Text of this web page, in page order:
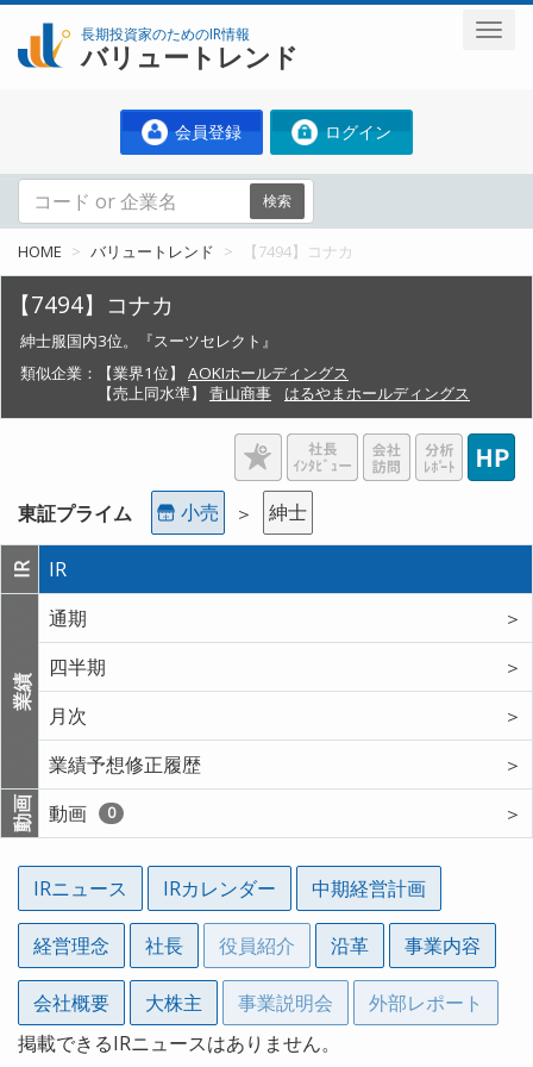
長期投資家のためのIR情報
バリュートレンド
会員登録 ログイン
検索
HOME バリュートレンド 【7494】コナカ
【7494】コナカ
紳士服国内3位。『スーツセレクト』
類似企業：
【業界1位】
AOKIホールディングス
【売上同水準】
青山商事 はるやまホールディングス
東証プライム 小売 ＞ 紳士
IR IR
業績
通期
＞
四半期
＞
月次
＞
業績予想修正履歴
＞
動画 動画 0 ＞
IRニュース IRカレンダー 中期経営計画
経営理念 社長 役員紹介 沿革 事業内容
会社概要 大株主 事業説明会
外部レポート
掲載できるIRニュースはありません。